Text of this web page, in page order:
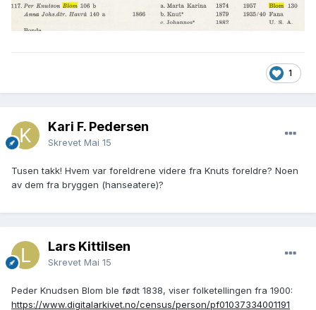
1
Kari F. Pedersen
Skrevet Mai 15
Tusen takk! Hvem var foreldrene videre fra Knuts foreldre? Noen
av dem fra bryggen (hanseatere)?
Lars Kittilsen
Skrevet Mai 15
Peder Knudsen Blom ble født 1838, viser folketellingen fra 1900:
https://www.digitalarkivet.no/census/person/pf01037334001191